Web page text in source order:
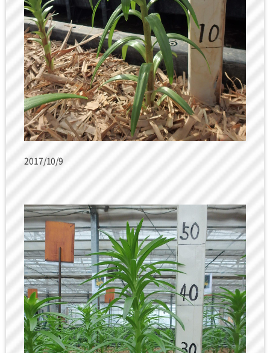
2017/10/9